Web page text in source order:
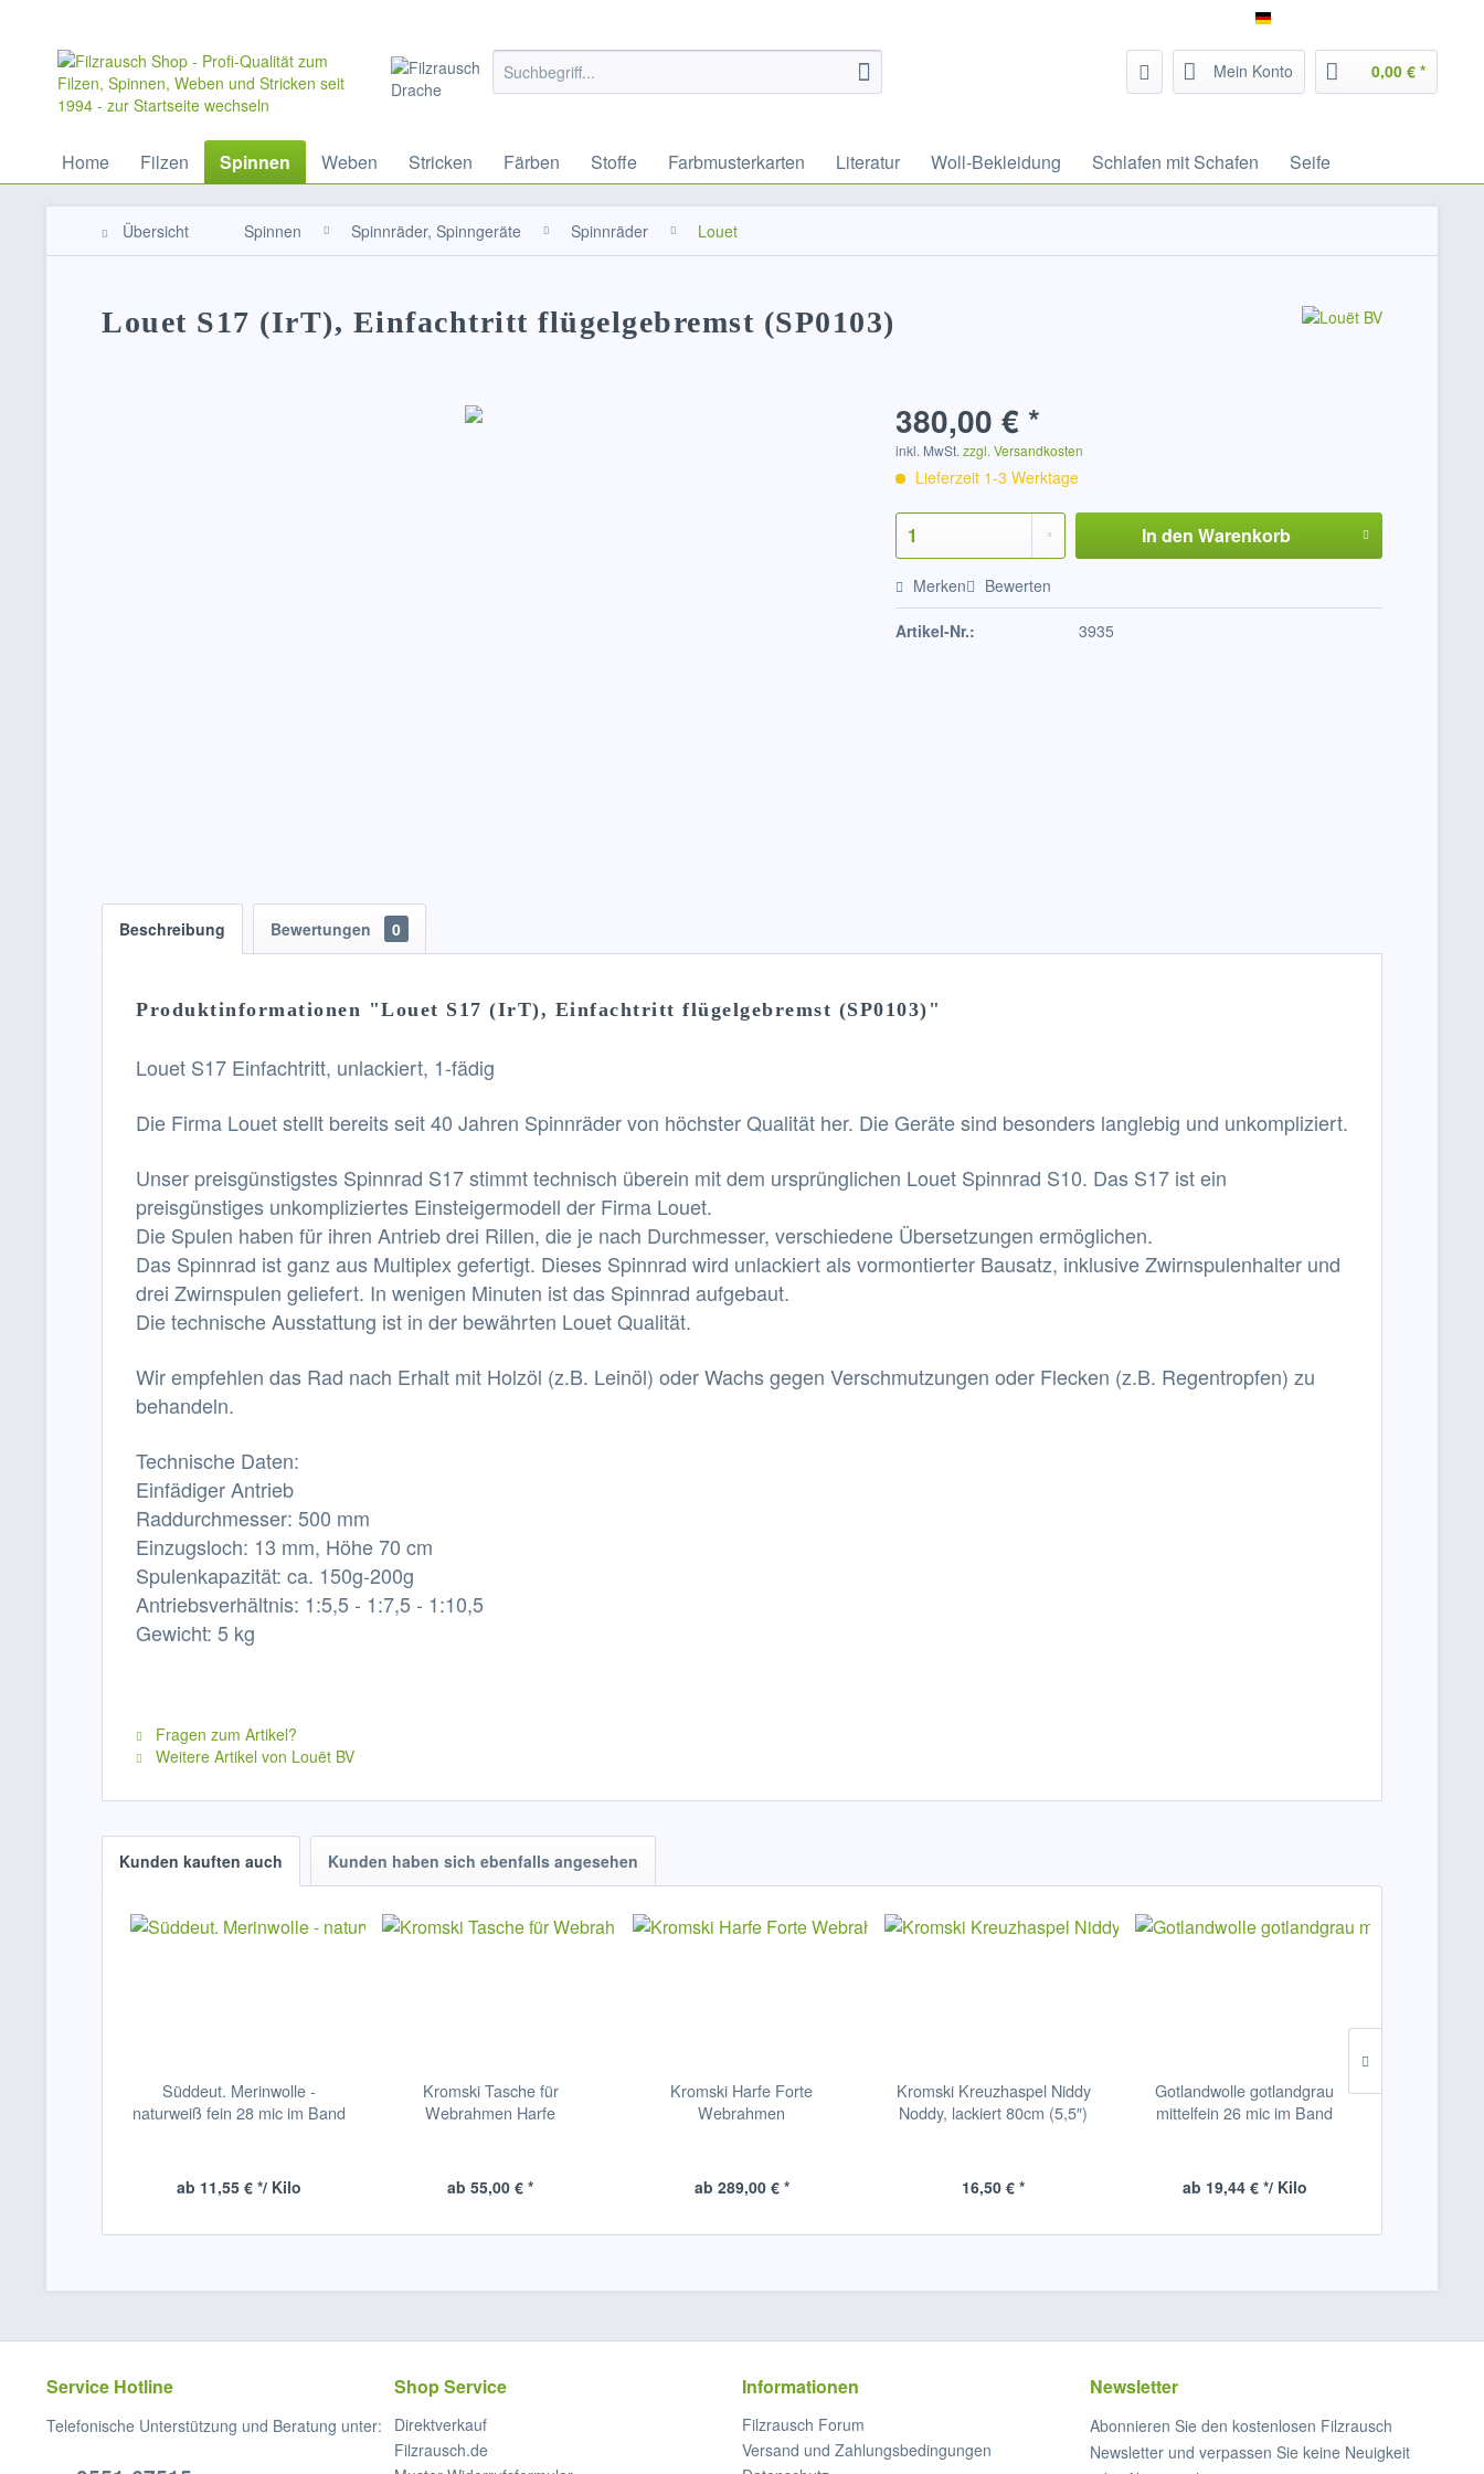
Mein Konto 0,00 € *
Home Filzen Spinnen Weben Stricken Färben Stoffe Farbmusterkarten Literatur Woll-Bekleidung Schlafen mit Schafen Seife
Übersicht Spinnen Spinnräder, Spinngeräte Spinnräder Louet
Louet S17 (IrT), Einfachtritt flügelgebremst (SP0103)
380,00 € *
inkl. MwSt.zzgl. Versandkosten
Lieferzeit 1-3 Werktage
In den Warenkorb
Merken Bewerten
Artikel-Nr.: 3935
Beschreibung Bewertungen 0
Produktinformationen "Louet S17 (IrT), Einfachtritt flügelgebremst (SP0103)"
Louet S17 Einfachtritt, unlackiert, 1-fädig
Die Firma Louet stellt bereits seit 40 Jahren Spinnräder von höchster Qualität her. Die Geräte sind besonders langlebig und unkompliziert.
Unser preisgünstigstes Spinnrad S17 stimmt technisch überein mit dem ursprünglichen Louet Spinnrad S10. Das S17 ist ein
preisgünstiges unkompliziertes Einsteigermodell der Firma Louet.
Die Spulen haben für ihren Antrieb drei Rillen, die je nach Durchmesser, verschiedene Übersetzungen ermöglichen.
Das Spinnrad ist ganz aus Multiplex gefertigt. Dieses Spinnrad wird unlackiert als vormontierter Bausatz, inklusive Zwirnspulenhalter und
drei Zwirnspulen geliefert. In wenigen Minuten ist das Spinnrad aufgebaut.
Die technische Ausstattung ist in der bewährten Louet Qualität.
Wir empfehlen das Rad nach Erhalt mit Holzöl (z.B. Leinöl) oder Wachs gegen Verschmutzungen oder Flecken (z.B. Regentropfen) zu
behandeln.
Technische Daten:
Einfädiger Antrieb
Raddurchmesser: 500 mm
Einzugsloch: 13 mm, Höhe 70 cm
Spulenkapazität: ca. 150g-200g
Antriebsverhältnis: 1:5,5 - 1:7,5 - 1:10,5
Gewicht: 5 kg
Fragen zum Artikel?
Weitere Artikel von Louët BV
Kunden kauften auch Kunden haben sich ebenfalls angesehen
Süddeut. Merinwolle -
naturweiß fein 28 mic im Band
ab 11,55 € */ Kilo
Kromski Tasche für
Webrahmen Harfe
ab 55,00 € *
Kromski Harfe Forte
Webrahmen
ab 289,00 € *
Kromski Kreuzhaspel Niddy
Noddy, lackiert 80cm (5,5″)
16,50 € *
Gotlandwolle gotlandgrau
mittelfein 26 mic im Band
ab 19,44 € */ Kilo
Service Hotline
Telefonische Unterstützung und Beratung unter:
Shop Service
Direktverkauf
Filzrausch.de
Informationen
Filzrausch Forum
Versand und Zahlungsbedingungen
Newsletter
Abonnieren Sie den kostenlosen Filzrausch
Newsletter und verpassen Sie keine Neuigkeit